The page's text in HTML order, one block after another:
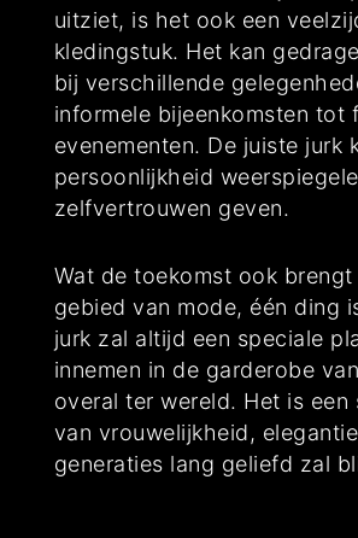
uitziet, is het ook een
kledingstuk. Het kan
bij verschillende
informele bijeenkomsten tot
evenementen. De juiste jurk
persoonlijkheid
zelfvertrouwen geven.
Wat de toekomst ook
gebied van mode, één ding
jurk zal altijd een speciale
innemen in de garderobe
overal ter wereld. Het is een
van vrouwelijkheid,
generaties lang geliefd zal